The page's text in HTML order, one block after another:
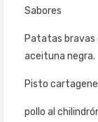
Sabores
Patatas bravas
aceituna negra.
Pisto
pollo al